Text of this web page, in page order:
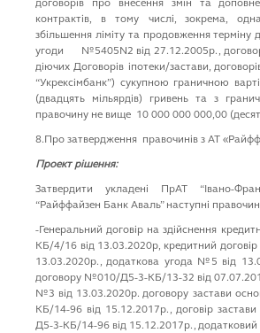
договорів про внесення змін та
контрактів, в тому числі, зокрема,
збільшення ліміту та продовження терміну
угоди №5405N2 від 27.12.2005р.,
діючих Договорів іпотеки/застави,
“Укрексімбанк”) сукупною граничною
(двадцять мільярдів) гривень та з
правочину не вище 10 000 000 000,00
8.Про затвердження правочинів з АТ
Проект рішення:
Затвердити укладені ПрАТ “Івано-
“Райффайзен Банк Аваль” наступні
-Генеральний договір на здійснення
КБ/4/16 від 13.03.2020р, кредитний
13.03.2020р., додаткова угода №5 від
договору №010/Д5-3-КБ/13-32 від
№3 від 13.03.2020р. договору застави
КБ/14-96 від 15.12.2017р., договір
Д5-3-КБ/14-96 від 15.12.2017р.,